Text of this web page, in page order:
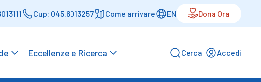
Cup: 045.6013257 Come arrivare EN Dona Ora
Eccellenze e Ricerca Cerca Accedi